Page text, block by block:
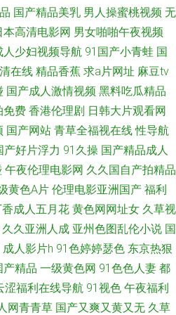
AV a导航福利天堂 后入黑丝老阿姨 人妻
操 国产精品偷综合 欧美成人一级片 亚洲
妻喷水视频 人妖自慰网址 在线免费九一
级另类激情 97超碰无码爆乳 国产精品熟
电影 国产传媒专区 欧美日本另类 亚洲性
影院 97亚洲中文字幕 人人草97 影音先锋
站 色先锋影音AV 国产操性 四虎探花社区
啪 黄色仓库导航 日韩AB AV欧亚风情 蜜
级 欧美午夜www 91大神片子 午夜福利视
国产精品美乳 男人操蜜桃视频 无
本高清电影网 男女啪啪午夜视频
人少妇视频导航 91国产小青蛙 国
在线 精品香蕉 求a片网址 麻豆tv
国产成人激情视频 黑料吃瓜精品
免费 香港伦理剧 日韩大片观看网
国产网站 青草全福视在线 性导航
产好片浮力 91久操 国产精品成人
午夜伦理电影网 久久国自产拍精品
黄色A片 伦理电影亚洲国产 福利
成人五月花 黄色网网址女 久草视
久久亚洲人成 亚州色图乱伦小说 国
成人影片h 91色婷婷瑟色 东京热狠
产精品 一级黄色网 91色色人妻 都
涩福利在线导航 91视色 午夜福利
网青青草 国产又爽又黄又无 久草